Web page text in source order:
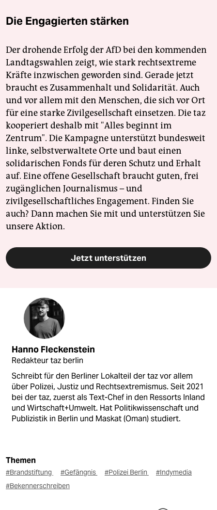
Die Engagierten stärken
Der drohende Erfolg der AfD bei den kommenden
Landtagswahlen zeigt, wie stark rechtsextreme
Kräfte inzwischen geworden sind. Gerade jetzt
braucht es Zusammenhalt und Solidarität. Auch
und vor allem mit den Menschen, die sich vor Ort
für eine starke Zivilgesellschaft einsetzen. Die taz
kooperiert deshalb mit "Alles beginnt im
Zentrum". Die Kampagne unterstützt bundesweit
linke, selbstverwaltete Orte und baut einen
solidarischen Fonds für deren Schutz und Erhalt
auf. Eine offene Gesellschaft braucht guten, frei
zugänglichen Journalismus – und
zivilgesellschaftliches Engagement. Finden Sie
auch? Dann machen Sie mit und unterstützen Sie
unsere Aktion.
Jetzt unterstützen
Hanno Fleckenstein
Redakteur taz berlin
Schreibt für den Berliner Lokalteil der taz vor allem
über Polizei, Justiz und Rechtsextremismus. Seit 2021
bei der taz, zuerst als Text-Chef in den Ressorts Inland
und Wirtschaft+Umwelt. Hat Politikwissenschaft und
Publizistik in Berlin und Maskat (Oman) studiert.
Themen
#Brandstiftung #Gefängnis #Polizei Berlin
#Indymedia
#Bekennerschreiben